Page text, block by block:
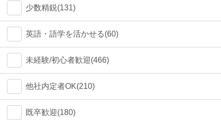
少数精鋭(131)
英語・語学を活かせる(60)
未経験/初心者歓迎(466)
他社内定者OK(210)
既卒歓迎(180)